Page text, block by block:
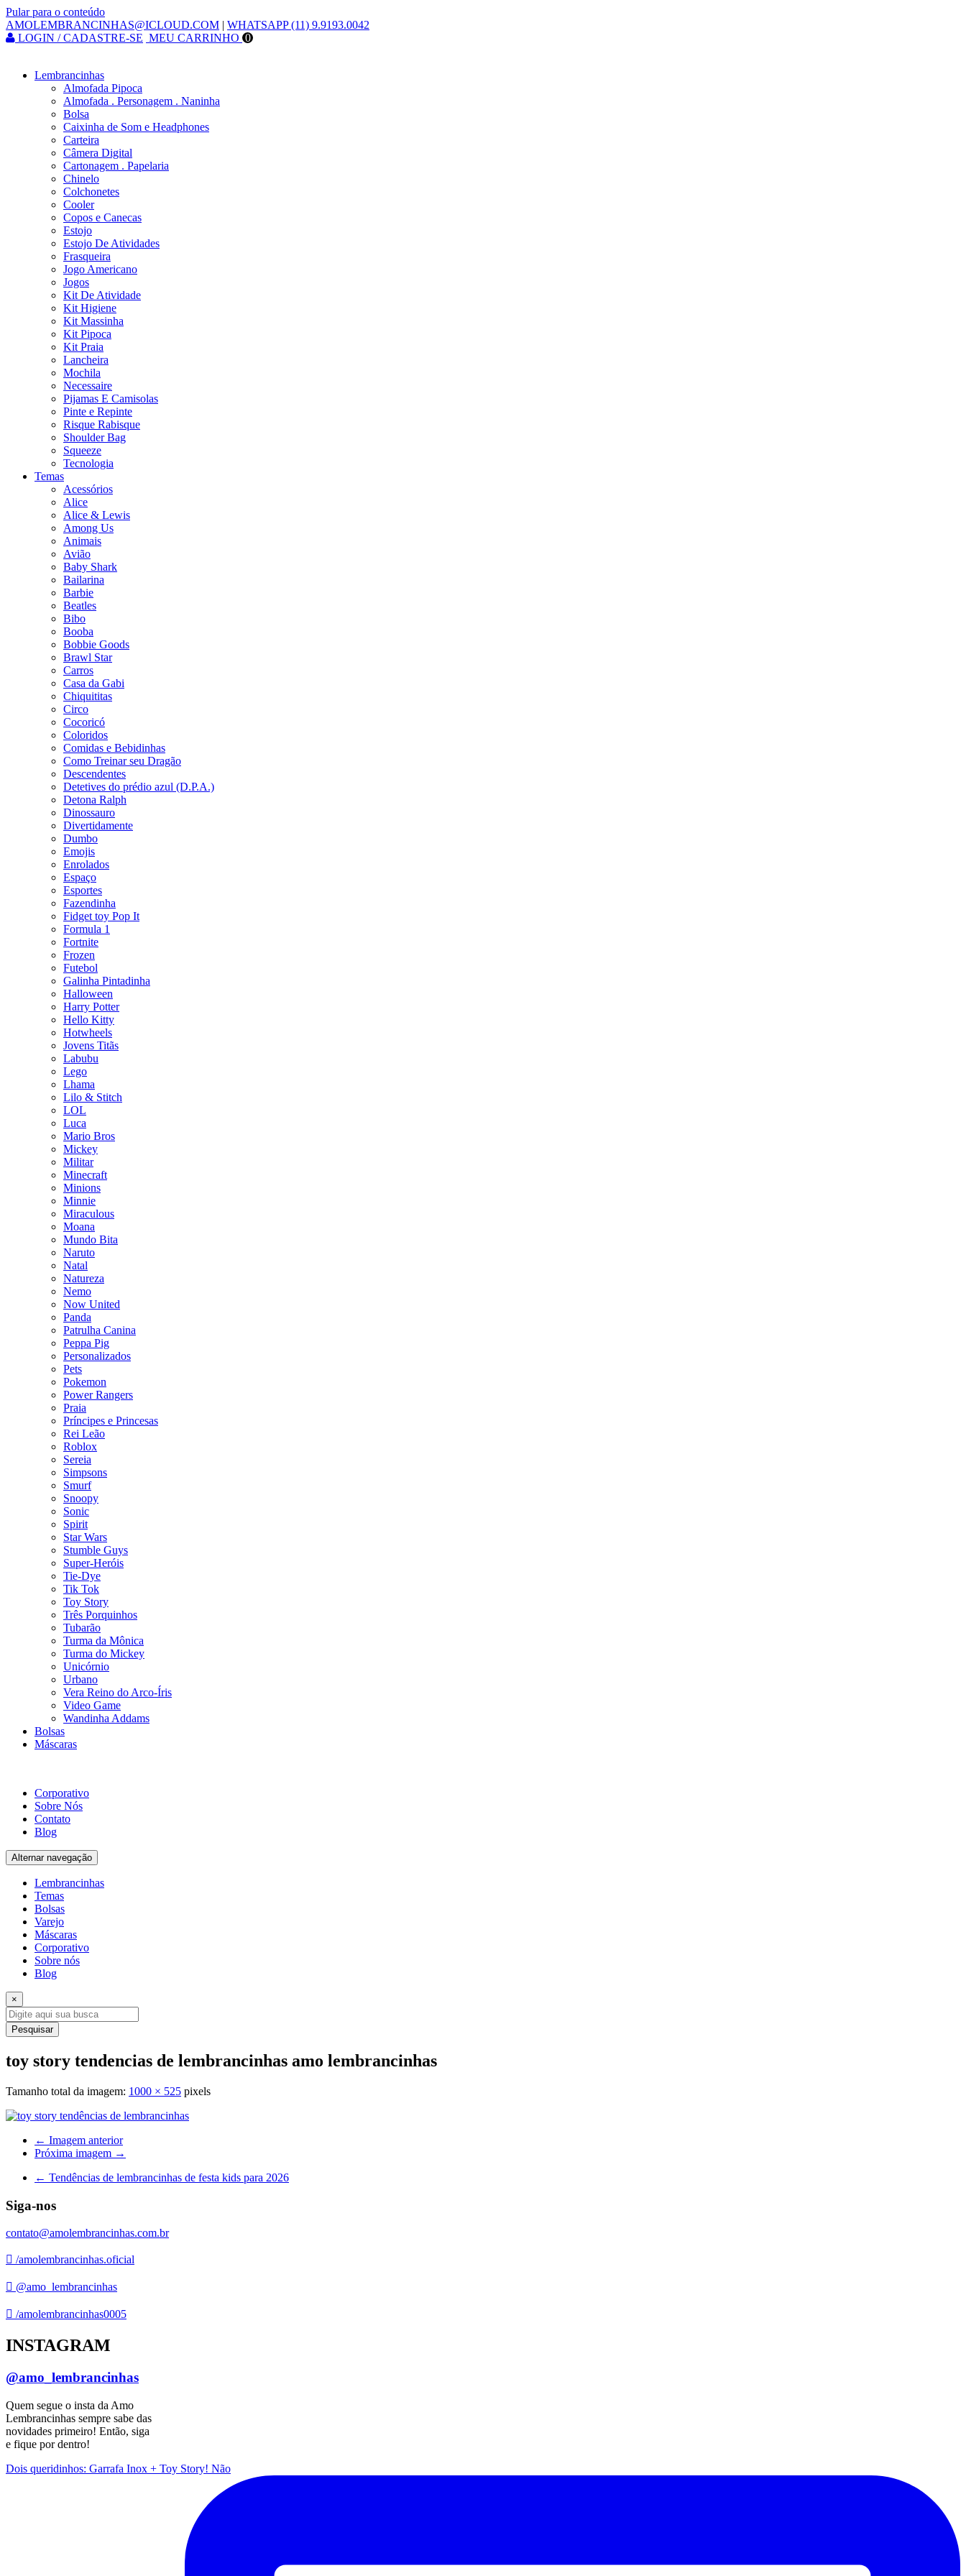
Pular para o conteúdo
AMOLEMBRANCINHAS@ICLOUD.COM | WHATSAPP (11) 9.9193.0042
LOGIN / CADASTRE-SE MEU CARRINHO 0
Lembrancinhas
Almofada Pipoca
Almofada . Personagem . Naninha
Bolsa
Caixinha de Som e Headphones
Carteira
Câmera Digital
Cartonagem . Papelaria
Chinelo
Colchonetes
Cooler
Copos e Canecas
Estojo
Estojo De Atividades
Frasqueira
Jogo Americano
Jogos
Kit De Atividade
Kit Higiene
Kit Massinha
Kit Pipoca
Kit Praia
Lancheira
Mochila
Necessaire
Pijamas E Camisolas
Pinte e Repinte
Risque Rabisque
Shoulder Bag
Squeeze
Tecnologia
Temas
Acessórios
Alice
Alice & Lewis
Among Us
Animais
Avião
Baby Shark
Bailarina
Barbie
Beatles
Bibo
Booba
Bobbie Goods
Brawl Star
Carros
Casa da Gabi
Chiquititas
Circo
Cocoricó
Coloridos
Comidas e Bebidinhas
Como Treinar seu Dragão
Descendentes
Detetives do prédio azul (D.P.A.)
Detona Ralph
Dinossauro
Divertidamente
Dumbo
Emojis
Enrolados
Espaço
Esportes
Fazendinha
Fidget toy Pop It
Formula 1
Fortnite
Frozen
Futebol
Galinha Pintadinha
Halloween
Harry Potter
Hello Kitty
Hotwheels
Jovens Titãs
Labubu
Lego
Lhama
Lilo & Stitch
LOL
Luca
Mario Bros
Mickey
Militar
Minecraft
Minions
Minnie
Miraculous
Moana
Mundo Bita
Naruto
Natal
Natureza
Nemo
Now United
Panda
Patrulha Canina
Peppa Pig
Personalizados
Pets
Pokemon
Power Rangers
Praia
Príncipes e Princesas
Rei Leão
Roblox
Sereia
Simpsons
Smurf
Snoopy
Sonic
Spirit
Star Wars
Stumble Guys
Super-Heróis
Tie-Dye
Tik Tok
Toy Story
Três Porquinhos
Tubarão
Turma da Mônica
Turma do Mickey
Unicórnio
Urbano
Vera Reino do Arco-Íris
Video Game
Wandinha Addams
Bolsas
Máscaras
Corporativo
Sobre Nós
Contato
Blog
Alternar navegação
Lembrancinhas
Temas
Bolsas
Varejo
Máscaras
Corporativo
Sobre nós
Blog
×
Pesquisar
toy story tendencias de lembrancinhas amo lembrancinhas
Tamanho total da imagem: 1000 × 525 pixels
← Imagem anterior
Próxima imagem →
← Tendências de lembrancinhas de festa kids para 2026
Siga-nos
contato@amolembrancinhas.com.br
/amolembrancinhas.oficial
@amo_lembrancinhas
/amolembrancinhas0005
INSTAGRAM
@amo_lembrancinhas
Quem segue o insta da Amo
Lembrancinhas sempre sabe das
novidades primeiro! Então, siga
e fique por dentro!
Dois queridinhos: Garrafa Inox + Toy Story! Não